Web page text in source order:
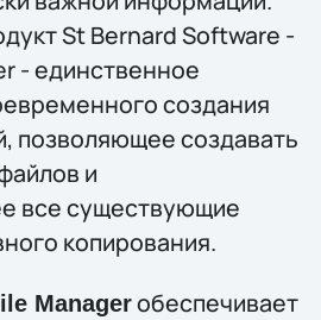
St Bernard Software -
- единственное
создания
позволяющее создавать
и
все существующие
копирования.
Managerобеспечивает